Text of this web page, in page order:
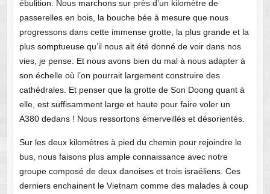
ébulition. Nous marchons sur près d’un kilomètre de
passerelles en bois, la bouche bée à mesure que nous
progressons dans cette immense grotte, la plus grande et la
plus somptueuse qu’il nous ait été donné de voir dans nos
vies, je pense. Et nous avons bien du mal à nous adapter à
son échelle où l’on pourrait largement construire des
cathédrales. Et penser que la grotte de Son Doong quant à
elle, est suffisamment large et haute pour faire voler un
A380 dedans ! Nous ressortons émerveillés et désorientés.
Sur les deux kilomètres à pied du chemin pour rejoindre le
bus, nous faisons plus ample connaissance avec notre
groupe composé de deux danoises et trois israéliens. Ces
derniers enchainent le Vietnam comme des malades à coup